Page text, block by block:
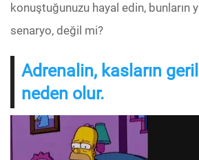
konuştuğunuzu hayal edin, bunların
senaryo, değil mi?
Adrenalin, kasların
neden olur.